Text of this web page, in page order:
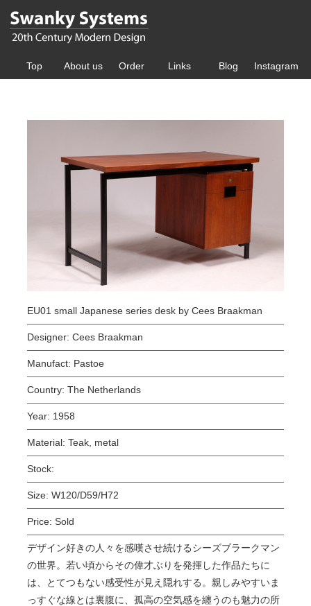
Top About us Order Links Blog Instagram
EU01 small Japanese series desk by Cees Braakman
Designer: Cees Braakman
Manufact: Pastoe
Country: The Netherlands
Year: 1958
Material: Teak, metal
Stock:
Size: W120/D59/H72
Price: Sold
デザイン好きの人々を感嘆させ続けるシーズブラークマン
の世界。若い頃からその偉才ぶりを発揮した作品たちに
は、とてつもない感受性が見え隠れする。親しみやすいま
っすぐな線とは裏腹に、孤高の空気感を纏うのも魅力の所